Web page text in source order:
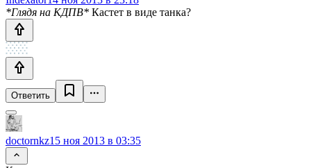
*Глядя на КДПВ* Кастет в виде танка?
Ответить
doctornkz15 ноя 2013 в 03:35